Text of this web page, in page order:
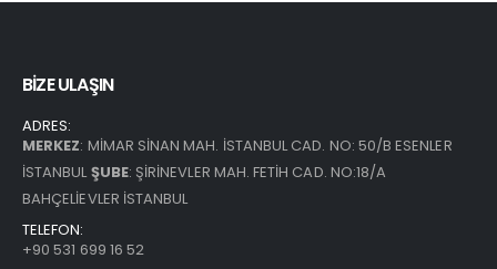
BİZE ULAŞIN
ADRES:
MERKEZ: MİMAR SİNAN MAH. İSTANBUL CAD. NO: 50/B ESENLER
İSTANBULŞUBE: ŞİRİNEVLER MAH. FETİH CAD. NO:18/A
BAHÇELİEVLER İSTANBUL
TELEFON:
+90 531 699 16 52